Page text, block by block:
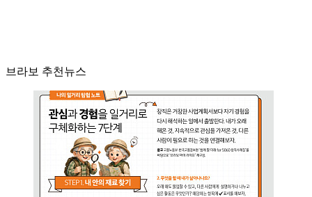
브라보 추천뉴스